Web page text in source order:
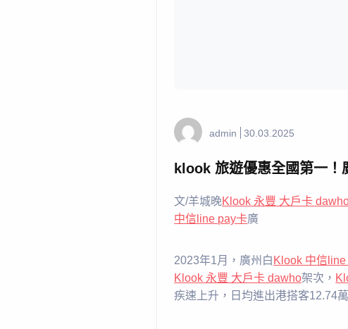
admin 30.03.2025
klook 旅遊優惠全國第一！
文/羊城晚Klook 永豐 大戶卡
中信line pay卡廣
2023年1月，廣州白Klook 中信
Klook 永豐 大戶卡 dawho架次，
疾速上升，日均進出港搭客12.74